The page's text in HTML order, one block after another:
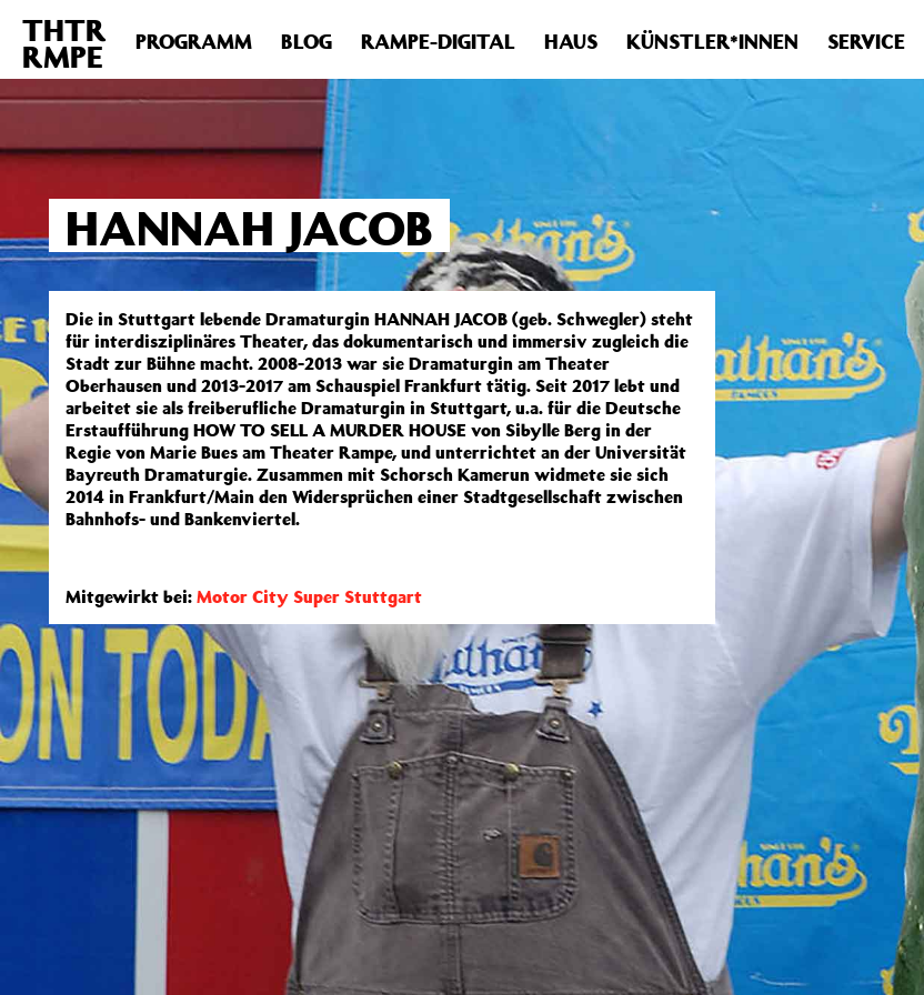
Deprecated : Die Funktion post_permalink ist seit Version 4.4.0 veraltet! Verwende stattdessen get_permalink(). in
includes/functions.phpon line6031
THTR
RMPE PROGRAMM BLOG RAMPE-DIGITAL HAUS KÜNSTLER*INNEN SERVICE
HANNAH JACOB
Die in Stuttgart lebende Dramaturgin HANNAH JACOB (geb. Schwegler) steht
für interdisziplinäres Theater, das dokumentarisch und immersiv zugleich die
Stadt zur Bühne macht. 2008-2013 war sie Dramaturgin am Theater
Oberhausen und 2013-2017 am Schauspiel Frankfurt tätig. Seit 2017 lebt und
arbeitet sie als freiberufliche Dramaturgin in Stuttgart, u.a. für die Deutsche
Erstaufführung HOW TO SELL A MURDER HOUSE von Sibylle Berg in der
Regie von Marie Bues am Theater Rampe, und unterrichtet an der Universität
Bayreuth Dramaturgie. Zusammen mit Schorsch Kamerun widmete sie sich
2014 in Frankfurt/Main den Widersprüchen einer Stadtgesellschaft zwischen
Bahnhofs- und Bankenviertel.
Mitgewirkt bei: Motor City Super Stuttgart